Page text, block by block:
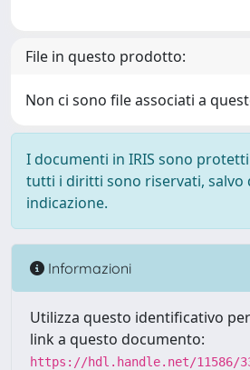
File in questo prodotto:
Non ci sono file associati a
I documenti in IRIS sono
tutti i diritti sono riservati, salvo
indicazione.
Informazioni
Utilizza questo identificativo
link a questo documento:
https://hdl.handle.net/11586/